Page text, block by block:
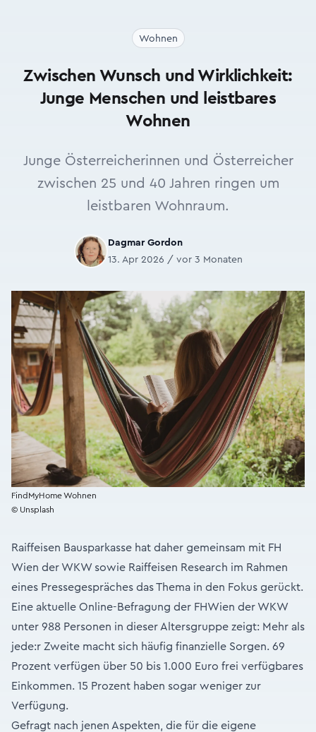
Wohnen
Zwischen Wunsch und Wirklichkeit:
Junge Menschen und leistbares
Wohnen
Junge Österreicherinnen und Österreicher
zwischen 25 und 40 Jahren ringen um
leistbaren Wohnraum.
Dagmar Gordon
13. Apr 2026 / vor 3 Monaten
FindMyHome Wohnen
© Unsplash
Raiffeisen Bausparkasse hat daher gemeinsam mit FH
Wien der WKW sowie Raiffeisen Research im Rahmen
eines Pressegespräches das Thema in den Fokus gerückt.
Eine aktuelle Online-Befragung der FHWien der WKW
unter 988 Personen in dieser Altersgruppe zeigt: Mehr als
jede:r Zweite macht sich häufig finanzielle Sorgen. 69
Prozent verfügen über 50 bis 1.000 Euro frei verfügbares
Einkommen. 15 Prozent haben sogar weniger zur
Verfügung.
Gefragt nach jenen Aspekten, die für die eigene